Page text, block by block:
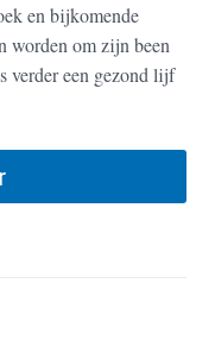
en bijkomende
worden om zijn been
verder een gezond lijf